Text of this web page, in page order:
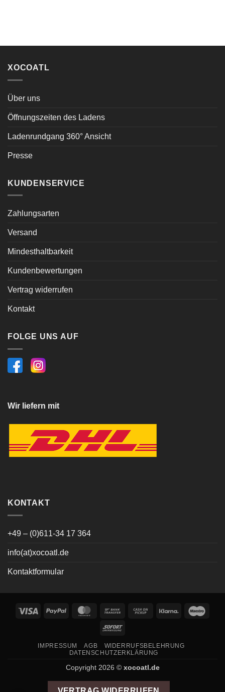
XOCOATL
Über uns
Öffnungszeiten des Ladens
Ladenrundgang 360° Ansicht
Presse
KUNDENSERVICE
Zahlungsarten
Versand
Mindesthaltbarkeit
Kundenbewertungen
Vertrag widerrufen
Kontakt
FOLGE UNS AUF
Wir liefern mit
KONTAKT
+49 – (0)611-34 17 364
info(at)xocoatl.de
Kontaktformular
Visa PayPal MasterCardBank
Cash
Klarna
Sofort
IMPRESSUM AGB
WIDERRUFSBELEHRUNG
DATENSCHUTZERKLÄRUNG
Copyright 2026 © xocoatl.de